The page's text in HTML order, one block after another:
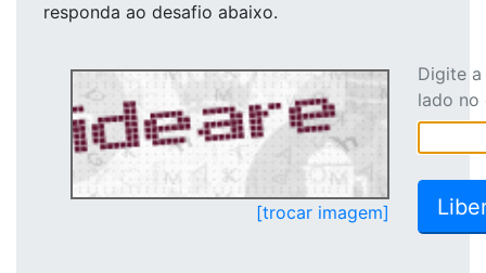
responda ao desafio abaixo.
[trocar imagem]
Digite
lado no